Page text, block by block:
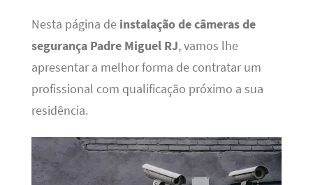
Nesta página de instalação de câmeras de
segurança Padre Miguel RJ, vamos lhe
apresentar a melhor forma de contratar um
profissional com qualificação próximo a sua
residência.